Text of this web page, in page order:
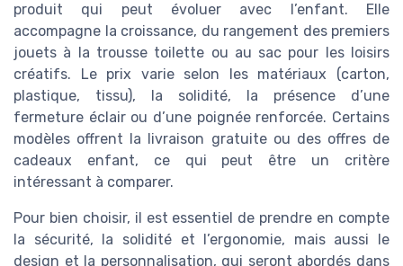
produit qui peut évoluer avec l’enfant. Elle
accompagne la croissance, du rangement des premiers
jouets à la trousse toilette ou au sac pour les loisirs
créatifs. Le prix varie selon les matériaux (carton,
plastique, tissu), la solidité, la présence d’une
fermeture éclair ou d’une poignée renforcée. Certains
modèles offrent la livraison gratuite ou des offres de
cadeaux enfant, ce qui peut être un critère
intéressant à comparer.
Pour bien choisir, il est essentiel de prendre en compte
la sécurité, la solidité et l’ergonomie, mais aussi le
design et la personnalisation, qui seront abordés dans